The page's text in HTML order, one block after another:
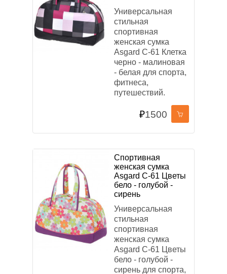
Универсальная
стильная
спортивная
женская сумка
Asgard С-61 Клетка
черно - малиновая
- белая для спорта,
фитнеса,
путешествий.
₽1500
Спортивная
женская сумка
Asgard С-61 Цветы
бело - голубой -
сирень
Универсальная
стильная
спортивная
женская сумка
Asgard С-61 Цветы
бело - голубой -
сирень для спорта,